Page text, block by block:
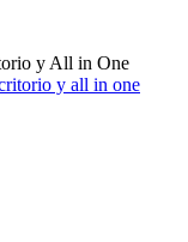
y All in One
y all in one